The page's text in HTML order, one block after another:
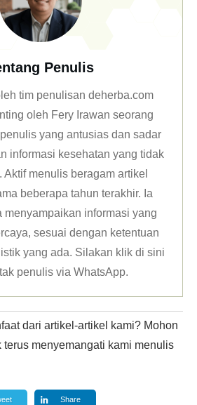
Penulis
tim penulisan deherba.com
oleh Fery Irawan seorang
yang antusias dan sadar
informasi kesehatan yang tidak
Aktif menulis beragam artikel
beberapa tahun terakhir. Ia
menyampaikan informasi yang
sesuai dengan ketentuan
yang ada. Silakan klikdi sini
penulis via WhatsApp.
dari artikel-artikel kami? Mohon
terus menyemangati kami menulis
Share